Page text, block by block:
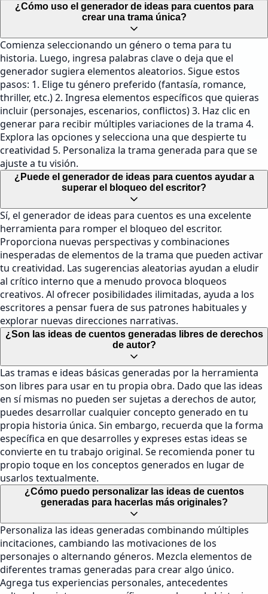
¿Cómo uso el generador de ideas para cuentos para
crear una trama única?
Comienza seleccionando un género o tema para tu
historia. Luego, ingresa palabras clave o deja que el
generador sugiera elementos aleatorios. Sigue estos
pasos: 1. Elige tu género preferido (fantasía, romance,
thriller, etc.) 2. Ingresa elementos específicos que quieras
incluir (personajes, escenarios, conflictos) 3. Haz clic en
generar para recibir múltiples variaciones de la trama 4.
Explora las opciones y selecciona una que despierte tu
creatividad 5. Personaliza la trama generada para que se
ajuste a tu visión.
¿Puede el generador de ideas para cuentos ayudar a
superar el bloqueo del escritor?
Sí, el generador de ideas para cuentos es una excelente
herramienta para romper el bloqueo del escritor.
Proporciona nuevas perspectivas y combinaciones
inesperadas de elementos de la trama que pueden activar
tu creatividad. Las sugerencias aleatorias ayudan a eludir
al crítico interno que a menudo provoca bloqueos
creativos. Al ofrecer posibilidades ilimitadas, ayuda a los
escritores a pensar fuera de sus patrones habituales y
explorar nuevas direcciones narrativas.
¿Son las ideas de cuentos generadas libres de derechos
de autor?
Las tramas e ideas básicas generadas por la herramienta
son libres para usar en tu propia obra. Dado que las ideas
en sí mismas no pueden ser sujetas a derechos de autor,
puedes desarrollar cualquier concepto generado en tu
propia historia única. Sin embargo, recuerda que la forma
específica en que desarrolles y expreses estas ideas se
convierte en tu trabajo original. Se recomienda poner tu
propio toque en los conceptos generados en lugar de
usarlos textualmente.
¿Cómo puedo personalizar las ideas de cuentos
generadas para hacerlas más originales?
Personaliza las ideas generadas combinando múltiples
incitaciones, cambiando las motivaciones de los
personajes o alternando géneros. Mezcla elementos de
diferentes tramas generadas para crear algo único.
Agrega tus experiencias personales, antecedentes